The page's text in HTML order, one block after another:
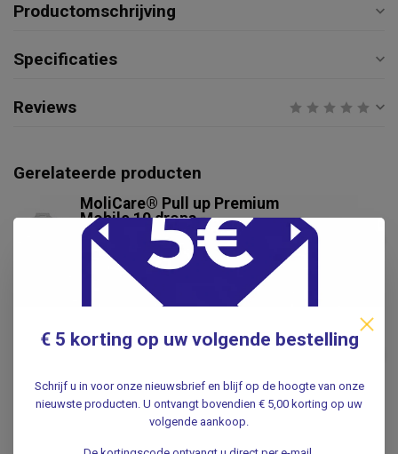
Productomschrijving
Specificaties
Reviews
Gerelateerde producten
MoliCare® Pull up Premium
Mobile 10 drops -
incontinentiebroekjes - 14
stuks
€17,95
3M Cavilon Spray 28ml |
Huidbescherming tegen
.
€ 5 korting op uw volgende bestelling
Schrijf u in voor onze nieuwsbrief en blijf op de hoogte van onze
nieuwste producten. U ontvangt bovendien € 5,00 korting op uw
volgende aankoop.